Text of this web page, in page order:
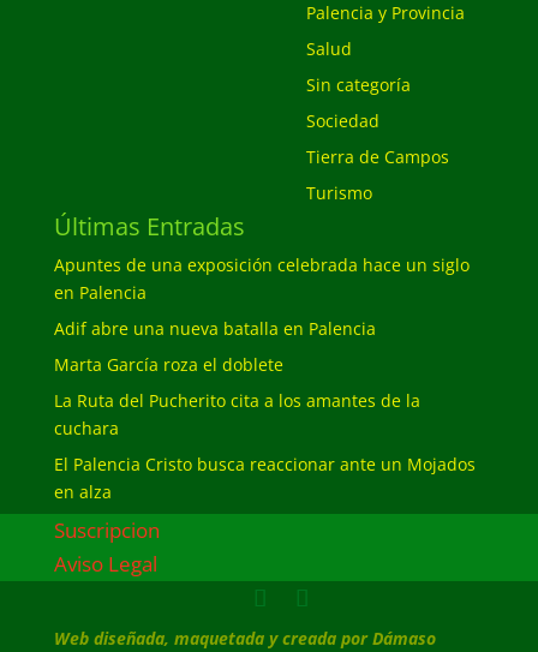
Palencia y Provincia
Salud
Sin categoría
Sociedad
Tierra de Campos
Turismo
Últimas Entradas
Apuntes de una exposición celebrada hace un siglo
en Palencia
Adif abre una nueva batalla en Palencia
Marta García roza el doblete
La Ruta del Pucherito cita a los amantes de la
cuchara
El Palencia Cristo busca reaccionar ante un Mojados
en alza
Suscripcion
Aviso Legal
Web diseñada, maquetada y creada por Dámaso